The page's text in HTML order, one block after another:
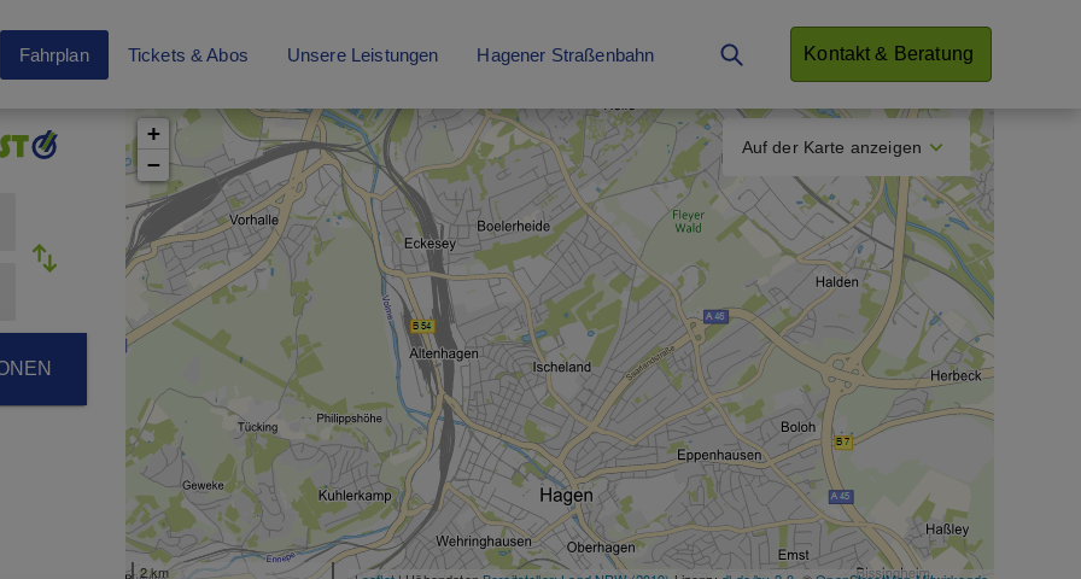
Fahrplan Tickets & Abos Unsere Leistungen Hagener Straßenbahn Kontakt & Beratung
+
−
Auf der Karte anzeigen
2 km